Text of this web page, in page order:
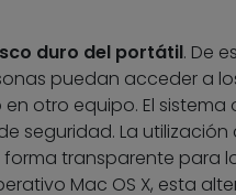
duro del portátil. De
puedan acceder a
otro equipo. El sistema
seguridad. La utilización
transparente para
Mac OS X, esta